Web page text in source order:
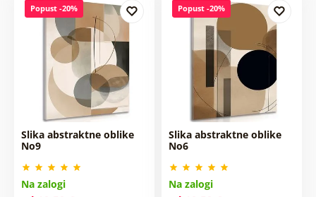
Popust -20%
Slika abstraktne oblike
No9
Na zalogi
Popust -20%
Slika abstraktne oblike
No6
Na zalogi